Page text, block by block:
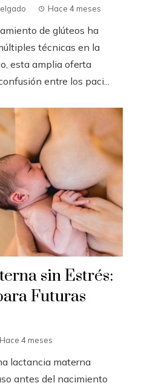
Hace 4 meses
de glúteos ha
técnicas en la
esta amplia oferta
entre los paci...
sin Estrés:
Futuras
Hace 4 meses
lactancia materna
antes del nacimiento